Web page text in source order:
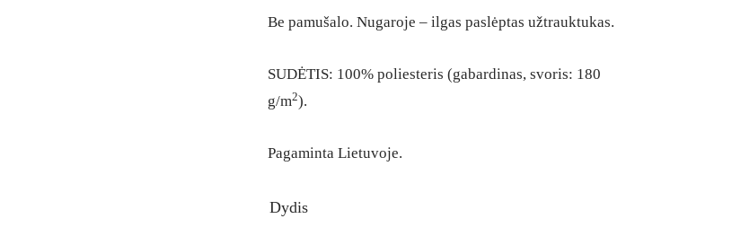
Be pamušalo. Nugaroje – ilgas paslėptas užtrauktukas.
SUDĖTIS: 100% poliesteris (gabardinas, svoris: 180
g/m2).
Pagaminta Lietuvoje.
Dydis